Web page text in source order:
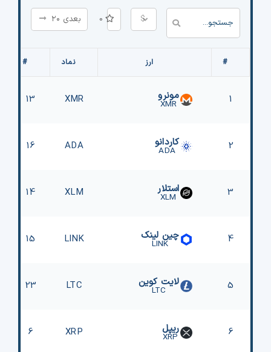
$
0 بعدی ۲۰
# ارز نماد #
1 مونرو
XMR
XMR
13
2 کاردانو
ADA
ADA
16
3 استلار
XLM
XLM
14
4 چین لینک
LINK
LINK
15
5 لایت کوین
LTC
LTC
23
6 ریپل
XRP
XRP
6